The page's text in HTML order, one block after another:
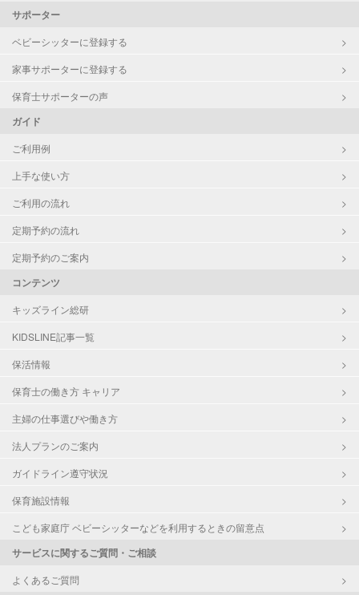
サポーター
ベビーシッターに登録する
家事サポーターに登録する
保育士サポーターの声
ガイド
ご利用例
上手な使い方
ご利用の流れ
定期予約の流れ
定期予約のご案内
コンテンツ
キッズライン総研
KIDSLINE記事一覧
保活情報
保育士の働き方 キャリア
主婦の仕事選びや働き方
法人プランのご案内
ガイドライン遵守状況
保育施設情報
こども家庭庁 ベビーシッターなどを利用するときの留意点
サービスに関するご質問・ご相談
よくあるご質問